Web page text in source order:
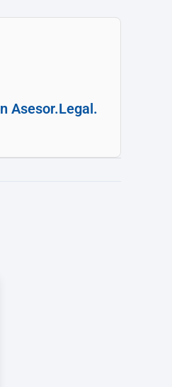
Asesor.Legal.